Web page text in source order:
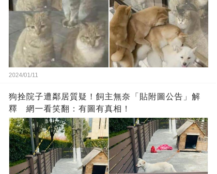
2024/01/11
狗拴院子遭鄰居質疑！飼主無奈「貼附圖公告」解
釋 網一看笑翻：有圖有真相！